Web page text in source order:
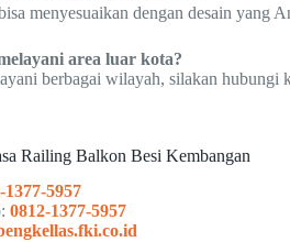
menyesuaikan dengan desain yang
area luar kota?
berbagai wilayah, silakan hubungi
Railing Balkon Besi Kembangan
1377-5957
0812-1377-5957